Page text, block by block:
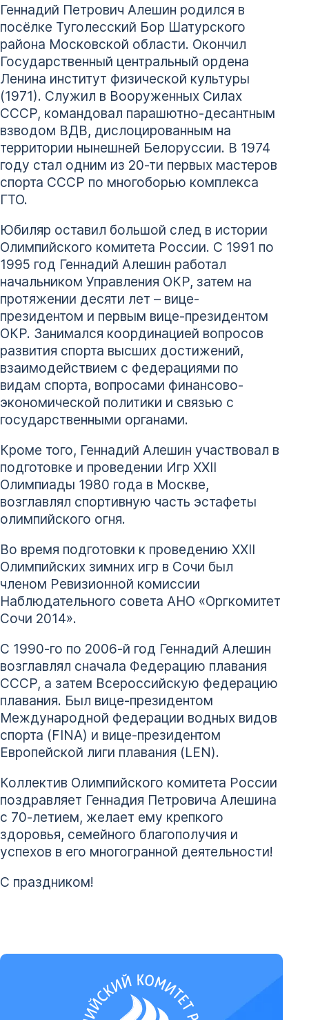
Геннадий Петрович Алешин родился в
посёлке Туголесский Бор Шатурского
района Московской области. Окончил
Государственный центральный ордена
Ленина институт физической культуры
(1971). Служил в Вооруженных Силах
СССР, командовал парашютно-десантным
взводом ВДВ, дислоцированным на
территории нынешней Белоруссии. В 1974
году стал одним из 20-ти первых мастеров
спорта СССР по многоборью комплекса
ГТО.
Юбиляр оставил большой след в истории
Олимпийского комитета России. С 1991 по
1995 год Геннадий Алешин работал
начальником Управления ОКР, затем на
протяжении десяти лет – вице-
президентом и первым вице-президентом
ОКР. Занимался координацией вопросов
развития спорта высших достижений,
взаимодействием с федерациями по
видам спорта, вопросами финансово-
экономической политики и связью с
государственными органами.
Кроме того, Геннадий Алешин участвовал в
подготовке и проведении Игр XXII
Олимпиады 1980 года в Москве,
возглавлял спортивную часть эстафеты
олимпийского огня.
Во время подготовки к проведению XXII
Олимпийских зимних игр в Сочи был
членом Ревизионной комиссии
Наблюдательного совета АНО «Оргкомитет
Сочи 2014».
С 1990-го по 2006-й год Геннадий Алешин
возглавлял сначала Федерацию плавания
СССР, а затем Всероссийскую федерацию
плавания. Был вице-президентом
Международной федерации водных видов
спорта (FINA) и вице-президентом
Европейской лиги плавания (LEN).
Коллектив Олимпийского комитета России
поздравляет Геннадия Петровича Алешина
с 70-летием, желает ему крепкого
здоровья, семейного благополучия и
успехов в его многогранной деятельности!
С праздником!